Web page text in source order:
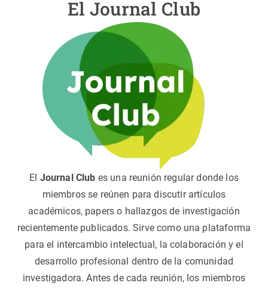
El Journal Club
Journal Clubes una reunión regular donde los
miembros se reúnen para discutir artículos
académicos, papers o hallazgos de investigación
recientemente publicados. Sirve como una plataforma
para el intercambio intelectual, la colaboración y el
desarrollo profesional dentro de la comunidad